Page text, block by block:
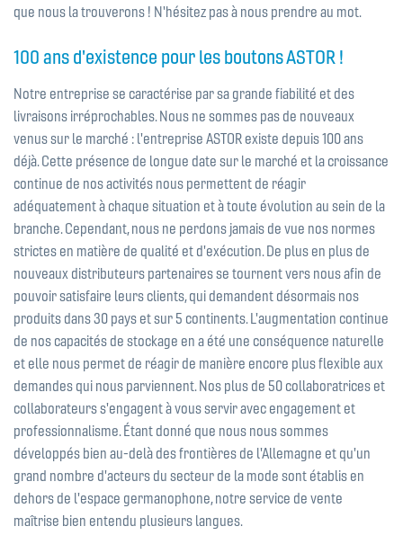
que nous la trouverons ! N'hésitez pas à nous prendre au mot.
100 ans d'existence pour les boutons ASTOR !
Notre entreprise se caractérise par sa grande fiabilité et des
livraisons irréprochables. Nous ne sommes pas de nouveaux
venus sur le marché : l'entreprise ASTOR existe depuis 100 ans
déjà. Cette présence de longue date sur le marché et la croissance
continue de nos activités nous permettent de réagir
adéquatement à chaque situation et à toute évolution au sein de la
branche. Cependant, nous ne perdons jamais de vue nos normes
strictes en matière de qualité et d'exécution. De plus en plus de
nouveaux distributeurs partenaires se tournent vers nous afin de
pouvoir satisfaire leurs clients, qui demandent désormais nos
produits dans 30 pays et sur 5 continents. L'augmentation continue
de nos capacités de stockage en a été une conséquence naturelle
et elle nous permet de réagir de manière encore plus flexible aux
demandes qui nous parviennent. Nos plus de 50 collaboratrices et
collaborateurs s'engagent à vous servir avec engagement et
professionnalisme. Étant donné que nous nous sommes
développés bien au-delà des frontières de l'Allemagne et qu'un
grand nombre d'acteurs du secteur de la mode sont établis en
dehors de l'espace germanophone, notre service de vente
maîtrise bien entendu plusieurs langues.